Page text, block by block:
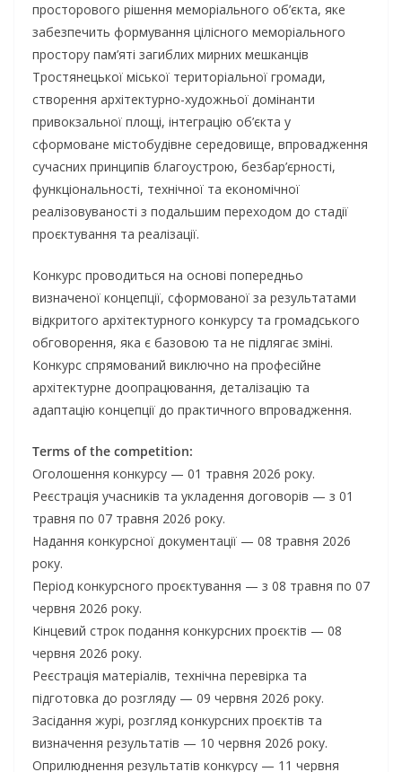
просторового рішення меморіального об’єкта, яке
забезпечить формування цілісного меморіального
простору пам’яті загиблих мирних мешканців
Тростянецької міської територіальної громади,
створення архітектурно-художньої домінанти
привокзальної площі, інтеграцію об’єкта у
сформоване містобудівне середовище, впровадження
сучасних принципів благоустрою, безбар’єрності,
функціональності, технічної та економічної
реалізовуваності з подальшим переходом до стадії
проєктування та реалізації.
Конкурс проводиться на основі попередньо
визначеної концепції, сформованої за результатами
відкритого архітектурного конкурсу та громадського
обговорення, яка є базовою та не підлягає зміні.
Конкурс спрямований виключно на професійне
архітектурне доопрацювання, деталізацію та
адаптацію концепції до практичного впровадження.
Terms of the competition:
Оголошення конкурсу — 01 травня 2026 року.
Реєстрація учасників та укладення договорів — з 01
травня по 07 травня 2026 року.
Надання конкурсної документації — 08 травня 2026
року.
Період конкурсного проєктування — з 08 травня по 07
червня 2026 року.
Кінцевий строк подання конкурсних проєктів — 08
червня 2026 року.
Реєстрація матеріалів, технічна перевірка та
підготовка до розгляду — 09 червня 2026 року.
Засідання журі, розгляд конкурсних проєктів та
визначення результатів — 10 червня 2026 року.
Оприлюднення результатів конкурсу — 11 червня